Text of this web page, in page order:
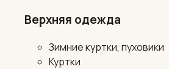
Верхняя одежда
Зимние куртки, пуховики
Куртки